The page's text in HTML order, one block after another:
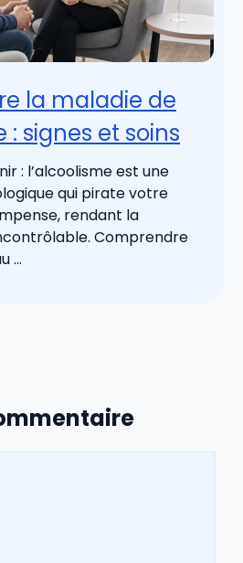
la maladie de
: signes et soins
: l’alcoolisme est une
qui pirate votre
rendant la
Comprendre
...